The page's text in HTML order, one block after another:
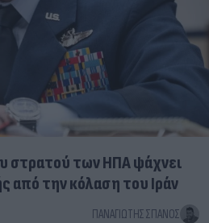
στρατού των ΗΠΑ ψάχνει
από την κόλαση του Ιράν
ΠΑΝΑΓΙΏΤΗΣ ΣΠΑΝΌΣ